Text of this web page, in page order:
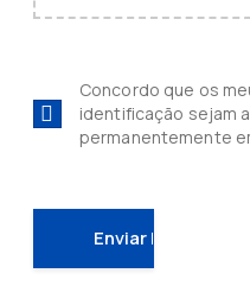
Concordo que os
identificação sejam
permanentemente